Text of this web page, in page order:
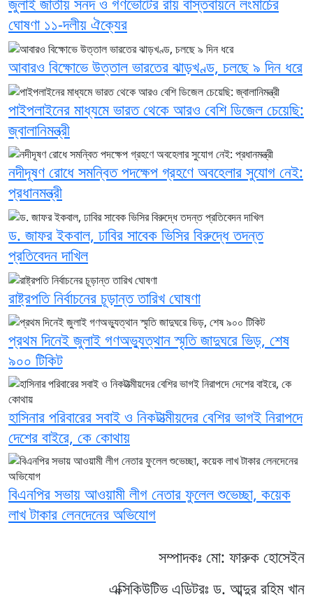
ঘোষণা ১১-দলীয় ঐক্যের
আবারও বিক্ষোভে উত্তাল ভারতের ঝাড়খণ্ড, চলছে ৯ দিন ধরে
পাইপলাইনের মাধ্যমে ভারত থেকে আরও বেশি ডিজেল চেয়েছি:
জ্বালানিমন্ত্রী
নদীদূষণ রোধে সমন্বিত পদক্ষেপ গ্রহণে অবহেলার সুযোগ নেই:
প্রধানমন্ত্রী
ড. জাফর ইকবাল, ঢাবির সাবেক ভিসির বিরুদ্ধে তদন্ত
প্রতিবেদন দাখিল
রাষ্ট্রপতি নির্বাচনের চূড়ান্ত তারিখ ঘোষণা
প্রথম দিনেই জুলাই গণঅভ্যুত্থান স্মৃতি জাদুঘরে ভিড়, শেষ
৯০০ টিকিট
হাসিনার পরিবারের সবাই ও নিকটাত্মীয়দের বেশির ভাগই নিরাপদে
দেশের বাইরে, কে কোথায়
বিএনপির সভায় আওয়ামী লীগ নেতার ফুলেল শুভেচ্ছা, কয়েক
লাখ টাকার লেনদেনের অভিযোগ
সম্পাদকঃ মো: ফারুক হোসেইন
এক্সিকিউটিভ এডিটরঃ ড. আব্দুর রহিম খান